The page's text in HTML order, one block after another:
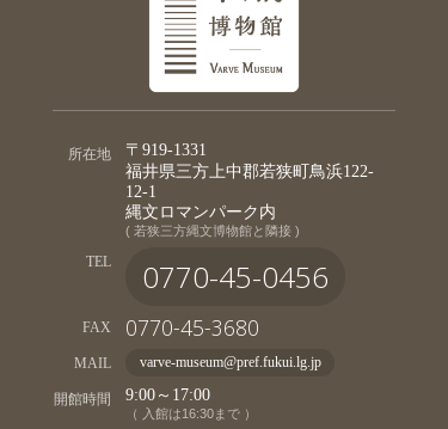
所在地
〒919-1331
福井県三方上中郡若狭町鳥浜122-
12-1
縄文ロマンパーク内
( 若狭三方縄文博物館と隣接 )
TEL 0770-45-0456
FAX 0770-45-3680
MAIL varve-museum@pref.fukui.lg.jp
開館時間 9:00～17:00
（ 入館は16:30まで ）